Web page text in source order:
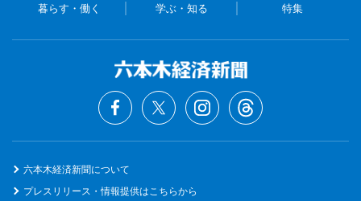
暮らす・働く 学ぶ・知る 特集
六本木経済新聞について
プレスリリース・情報提供はこちらから